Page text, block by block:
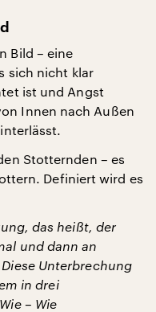
Bild – eine
sich nicht klar
ist und Angst
Innen nach Außen
Stotternden – es
Definiert wird es
das heißt, der
und dann an
Unterbrechung
in drei
– Wie